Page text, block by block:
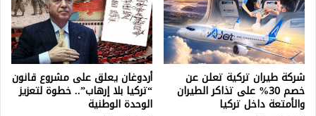
شركة طيران تركية تعلن عن
خصم 30% على تذاكر الطيران
والأمتعة داخل تركيا
أردوغان يعلق على مشروع قانون
“تركيا بلا إرهاب”.. خطوة لتعزيز
الوحدة الوطنية